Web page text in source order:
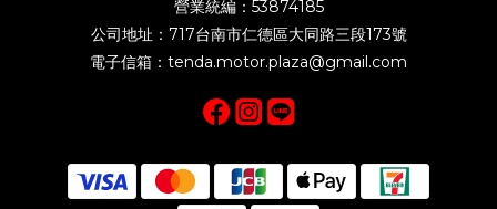
營業統編：53874185
公司地址：717台南市仁德區大同路三段173號
電子信箱：tenda.motor.plaza@gmail.com